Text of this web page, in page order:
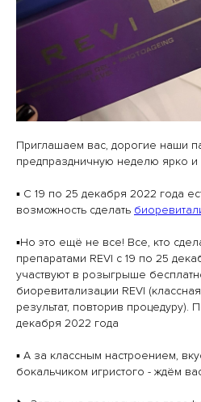
Приглашаем вас, дорогие наши
предпраздничную неделю ярко и
▪️ С 19 по 25 декабря 2022 года
возможность сделать
▪️Но это ещё не все! Все, кто
препаратами REVI с 19 по 25
участвуют в розыгрыше
биоревитализации REVI
результат, повторив
декабря 2022 года
▪️ А за классным настроением,
бокальчиком игристого - ждём